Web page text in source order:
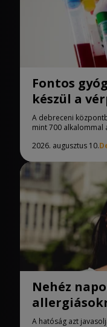
Fontos
készül a
A debreceni
mint 700 alkalommal
2026. augusztus 10.
Nehéz
A hatóság azt